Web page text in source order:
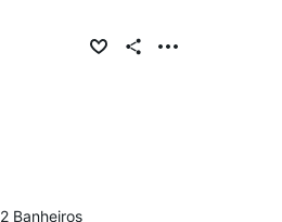
2 Banheiros